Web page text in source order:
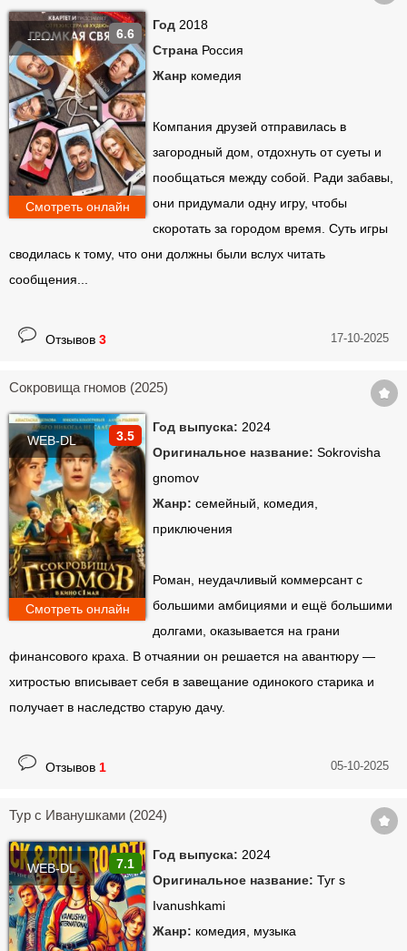
6.6
------
Год 2018
Страна Россия
Жанр комедия
Компания друзей отправилась в
загородный дом, отдохнуть от суеты и
пообщаться между собой. Ради забавы,
они придумали одну игру, чтобы
скоротать за городом время. Суть игры
сводилась к тому, что они должны были вслух читать
сообщения...
Смотреть онлайн
Отзывов 3 17-10-2025
Сокровища гномов (2025)
3.5
WEB-DL
Год выпуска: 2024
Оригинальное название: Sokrovisha
gnomov
Жанр: семейный, комедия,
приключения
Роман, неудачливый коммерсант с
большими амбициями и ещё большими
долгами, оказывается на грани
финансового краха. В отчаянии он решается на авантюру —
хитростью вписывает себя в завещание одинокого старика и
получает в наследство старую дачу.
Смотреть онлайн
Отзывов 1 05-10-2025
Тур с Иванушками (2024)
7.1
WEB-DL
Год выпуска: 2024
Оригинальное название: Tyr s
Ivanushkami
Жанр: комедия, музыка